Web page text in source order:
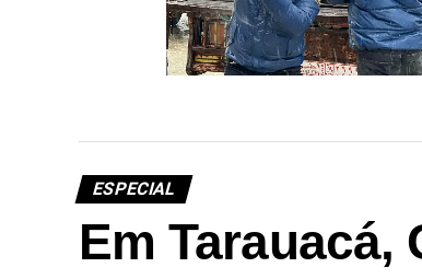
do mundo
ESPECIAL
Em Tarauacá,